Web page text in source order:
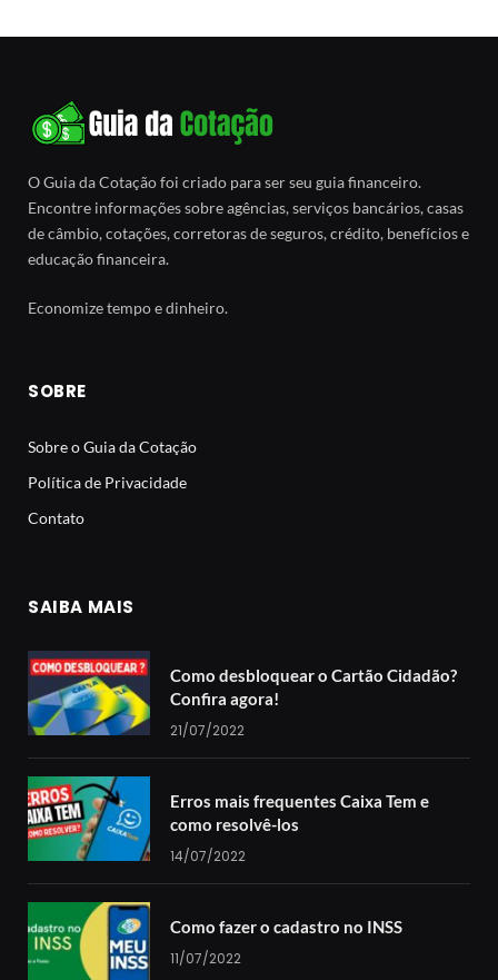
O Guia da Cotação foi criado para ser seu guia financeiro.
Encontre informações sobre agências, serviços bancários, casas
de câmbio, cotações, corretoras de seguros, crédito, benefícios e
educação financeira.
Economize tempo e dinheiro.
SOBRE
Sobre o Guia da Cotação
Política de Privacidade
Contato
SAIBA MAIS
Como desbloquear o Cartão Cidadão?
Confira agora!
21/07/2022
Erros mais frequentes Caixa Tem e
como resolvê-los
14/07/2022
Como fazer o cadastro no INSS
11/07/2022